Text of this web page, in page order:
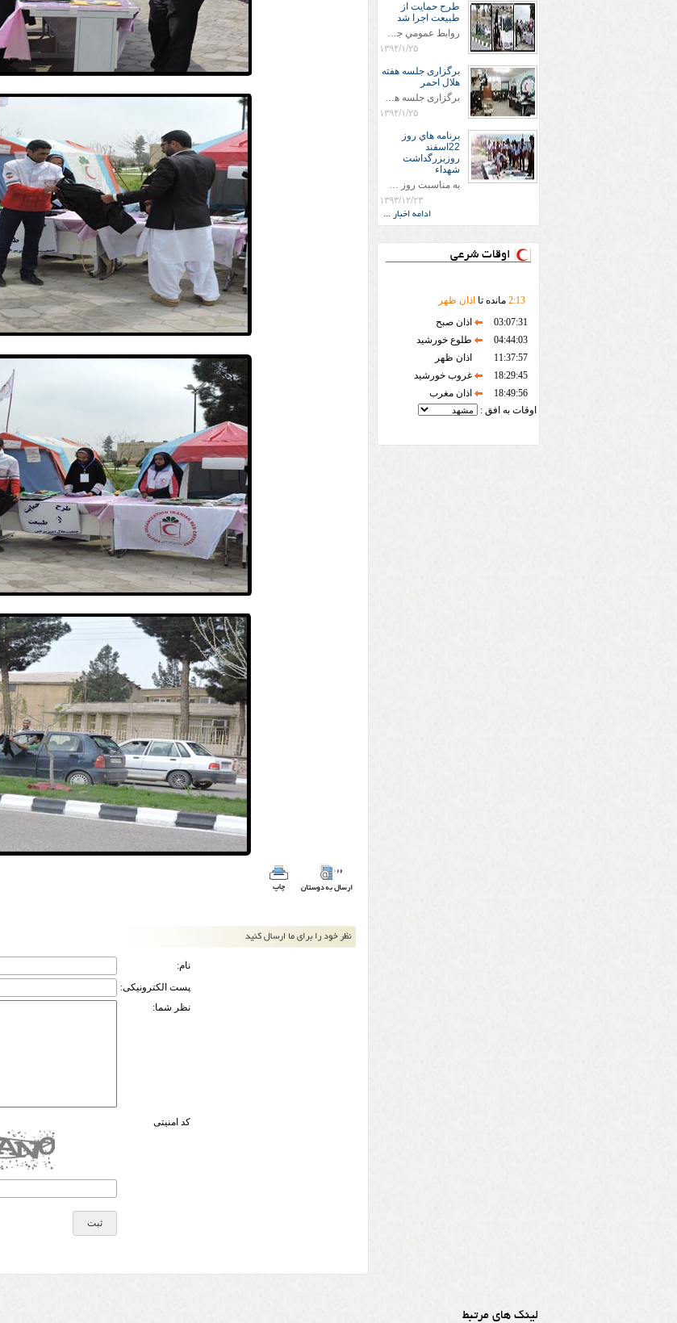
طرح حمايت از
طبيعت اجرا شد
روابط عمومي جمعيت هلال احمر سرخس جمعيت هلال احمر سرخس در روز طبيعت جوانان جمعيت هلال احمر سرخس در راستاي حفاظت و حمايت از محيط زيست با انگيزه داشتن طبيعت زيبا و بدون زباله و جهت فرهنگ سازي طرح حمايت از طبيعت را اجرا نمودند. اين طرح با رويكرد حمايتي و اموزشي در خصوص اشتي باطبيعت اجرا شد و در اين طرح 700 عدد كيسه زباله وبروشور در خروجي هاي شهر بين همشهريان و مسافرين نوروزي توزيع گرديد و در راه بازگشت كيسه هاي زباله توسط همشهريان به مامورين محترم شهرداري مستقر در ورودي شهر
۱۳۹۴/۱/۲۵
برگزاری جلسه هفته
هلال احمر
برگزاری جلسه هفته هلال احمر این جلسه در ساعت 10:30 در مورخه 24/1/1394 در دفتر ریاست جمعیت هلال احمر سرخس با حضور ریاست وپرسنل جمعیت هلال احمر برگزار شد . در این جلسه جناب اقای گودرزی ریاست محترم هلال احمر سرخس ضمن قدردانی از پرسنل وعرض خسته نباشید در طرح های نوروزی در این سال که به فرمایش مقام معظم رهبری که سال دولت وملت همدلی و همزبانی نامگذاری شده است بتوانیم با همدلی و همزبانی بین پرسنل خدمت رسانی خوب و مناسبی به مردم و پیشبرد اهداف هلال احمر انجام دهیم
۱۳۹۴/۱/۲۵
برنامه هاي روز
22اسفند
روزبزرگداشت
شهداء
به مناسبت روز شهيد پرسنل ونجاتگران واعضاي سازمان جوانان جمعيت هلال احمر سرخس مزار شهداء را غبارروبي كردند .
۱۳۹۳/۱۲/۲۳
ادامه اخبار ...
اوقات شرعی
2:13 مانده تا اذان ظهر
03:07:31
اذان صبح
04:44:03
طلوع خورشید
11:37:57
اذان ظهر
18:29:45
غروب خورشید
18:49:56
اذان مغرب
اوقات به افق :
نام:
پست الکترونیکی:
نظر شما:
کد امنیتی
لینک های مرتبط